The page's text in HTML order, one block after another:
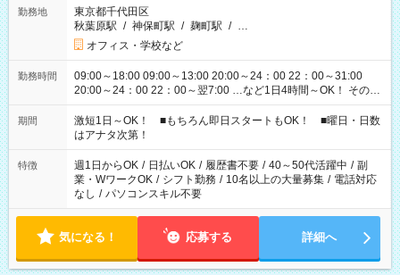
勤務地
東京都千代田区
秋葉原駅 / 神保町駅 / 麹町駅 / …
オフィス・学校など
勤務時間
09:00～18:00 09:00～13:00 20:00～24：00 22：00～31:00
20:00～24：00 22：00～翌7:00 …など1日4時間～OK！ その他
シフトもございます！ お気軽にご相談ください！
期間
激短1日～OK！ ■もちろん即日スタートもOK！ ■曜日・日数
はアナタ次第！
特徴 週1日からOK / 日払いOK / 履歴書不要 / 40～50代活躍中 / 副
業・WワークOK / シフト勤務 / 10名以上の大量募集 / 電話対応
なし / パソコンスキル不要
気になる！ 応募する 詳細へ